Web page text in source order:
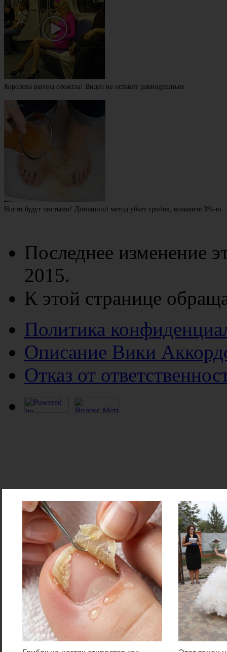
Королева вагона отожгла! Видео не оставит равнодушным
Ногти будут чистыми! Домашний метод убьет грибок, возьмите 3%-
Последнее изменение
2015.
К этой странице
Политика
Описание Вики
Отказ от